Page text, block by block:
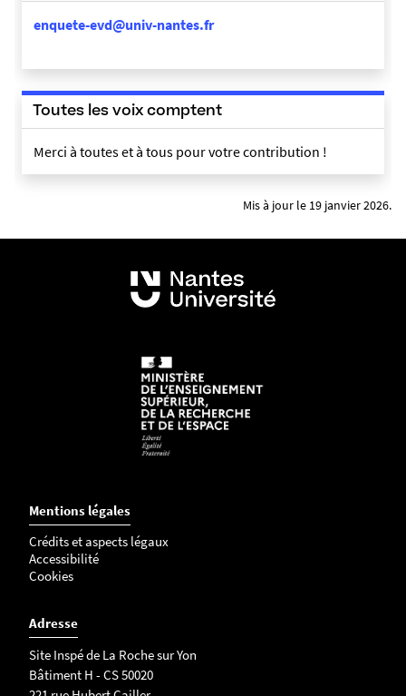
enquete-evd@univ-nantes.fr
Toutes les voix comptent
Merci à toutes et à tous pour votre contribution !
Mis à jour le 19 janvier 2026.
Mentions légales
Crédits et aspects légaux
Accessibilité
Cookies
Adresse
Site Inspé de La Roche sur Yon
Bâtiment H - CS 50020